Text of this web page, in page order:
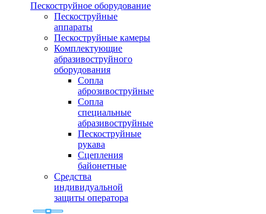
Пескоструйное оборудование
Пескоструйные
аппараты
Пескоструйные камеры
Комплектующие
абразивоструйного
оборудования
Сопла
аброзивоструйные
Сопла
специальные
абразивоструйные
Пескоструйные
рукава
Сцепления
байонетные
Средства
индивидуальной
защиты оператора